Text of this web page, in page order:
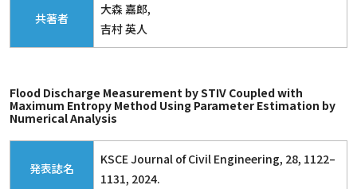
共著者
大森 嘉郎,
吉村 英人
Flood Discharge Measurement by STIV Coupled with
Maximum Entropy Method Using Parameter Estimation by
Numerical Analysis
発表誌名
KSCE Journal of Civil Engineering, 28, 1122–
1131, 2024.